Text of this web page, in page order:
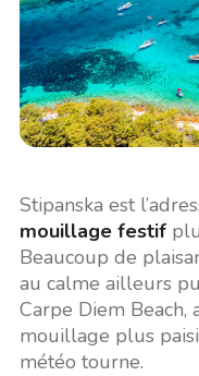
Stipanska est
mouillage festif
Beaucoup de
au calme ailleurs
Carpe Diem Beach,
mouillage plus
météo tourne.